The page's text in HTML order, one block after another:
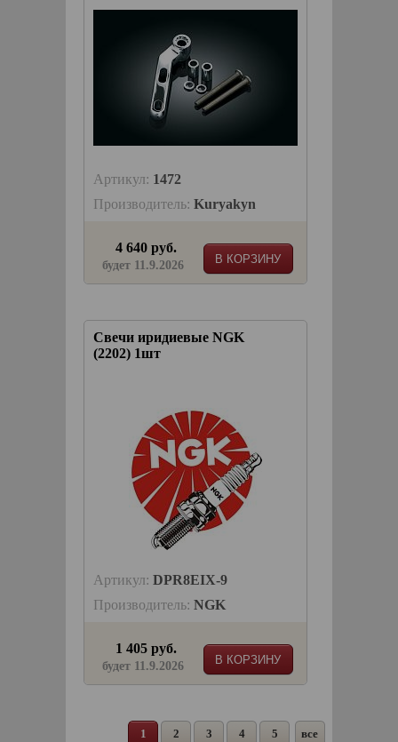
Артикул: 1472
Производитель: Kuryakyn
В КОРЗИНУ
4 640 руб.
будет 11.9.2026
Свечи иридиевые NGK
(2202) 1шт
Артикул: DPR8EIX-9
Производитель: NGK
В КОРЗИНУ
1 405 руб.
будет 11.9.2026
1 2 3 4 5 все